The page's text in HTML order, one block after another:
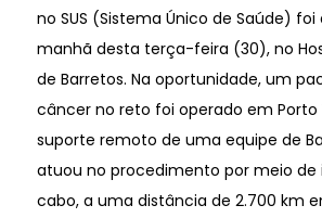
no SUS (Sistema Único de Saúde)
manhã desta terça-feira (30), no
de Barretos. Na oportunidade, um
câncer no reto foi operado em Porto
suporte remoto de uma equipe de
atuou no procedimento por meio de
cabo, a uma distância de 2.700 km